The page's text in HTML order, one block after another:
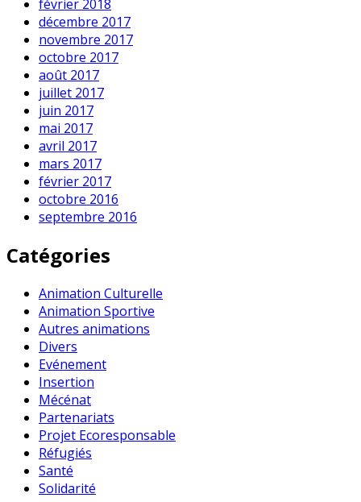
février 2018
décembre 2017
novembre 2017
octobre 2017
août 2017
juillet 2017
juin 2017
mai 2017
avril 2017
mars 2017
février 2017
octobre 2016
septembre 2016
Catégories
Animation Culturelle
Animation Sportive
Autres animations
Divers
Evénement
Insertion
Mécénat
Partenariats
Projet Ecoresponsable
Réfugiés
Santé
Solidarité